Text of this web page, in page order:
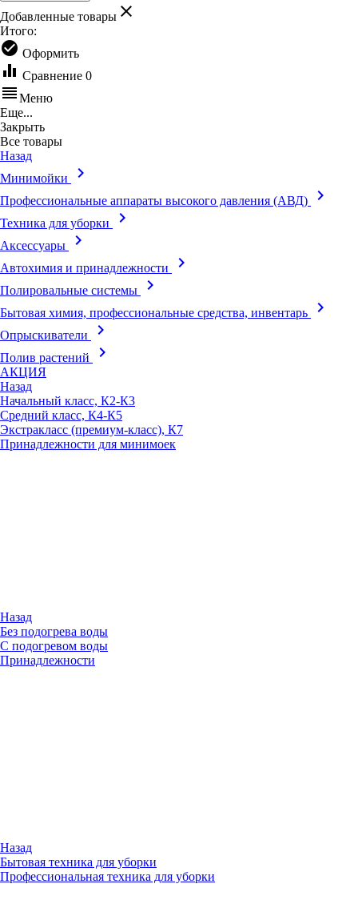
Добавленные товары clear
Итого:
check_circle Оформить
equalizer Сравнение 0
reorderМеню
Еще...
Закрыть
Все товары
Назад
Минимойки
keyboard_arrow_right
Профессиональные аппараты высокого давления (АВД) keyboard_arrow_right
Техника для уборки keyboard_arrow_right
Аксессуары keyboard_arrow_right
Автохимия и принадлежности keyboard_arrow_right
Полировальные системы keyboard_arrow_right
Бытовая химия, профессиональные средства, инвентарь keyboard_arrow_right
Опрыскиватели keyboard_arrow_right
Полив растений keyboard_arrow_right
АКЦИЯ
Назад
Начальный класс, К2-К3
Средний класс, К4-К5
Экстракласс (премиум-класс), К7
Принадлежности для минимоек
Назад
Без подогрева воды
С подогревом воды
Принадлежности
Назад
Бытовая техника для уборки
Профессиональная техника для уборки